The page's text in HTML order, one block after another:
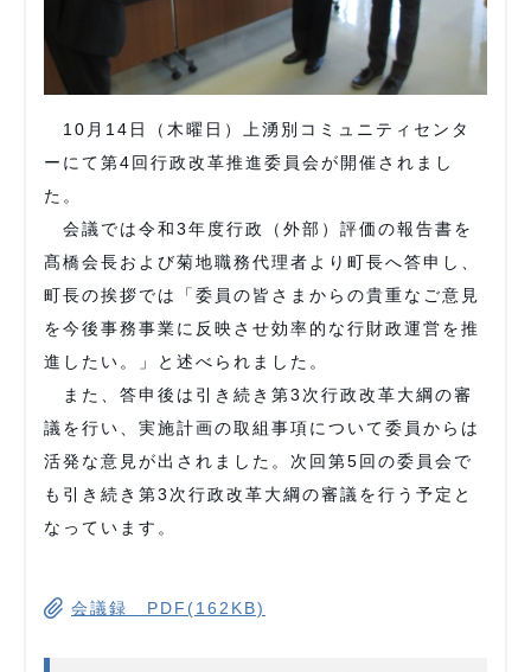
10月14日（木曜日）上湧別コミュニティセンタ
ーにて第4回行政改革推進委員会が開催されまし
た。
会議では令和3年度行政（外部）評価の報告書を
髙橋会長および菊地職務代理者より町長へ答申し、
町長の挨拶では「委員の皆さまからの貴重なご意見
を今後事務事業に反映させ効率的な行財政運営を推
進したい。」と述べられました。
また、答申後は引き続き第3次行政改革大綱の審
議を行い、実施計画の取組事項について委員からは
活発な意見が出されました。次回第5回の委員会で
も引き続き第3次行政改革大綱の審議を行う予定と
なっています。
会議録 PDF(162KB)